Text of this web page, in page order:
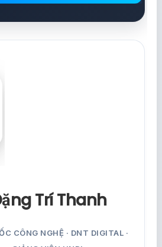
Trí Thanh
CÔNG NGHỆ · DNT DIGITAL ·